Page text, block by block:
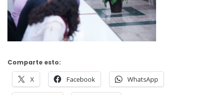
Comparte esto:
X Facebook WhatsApp